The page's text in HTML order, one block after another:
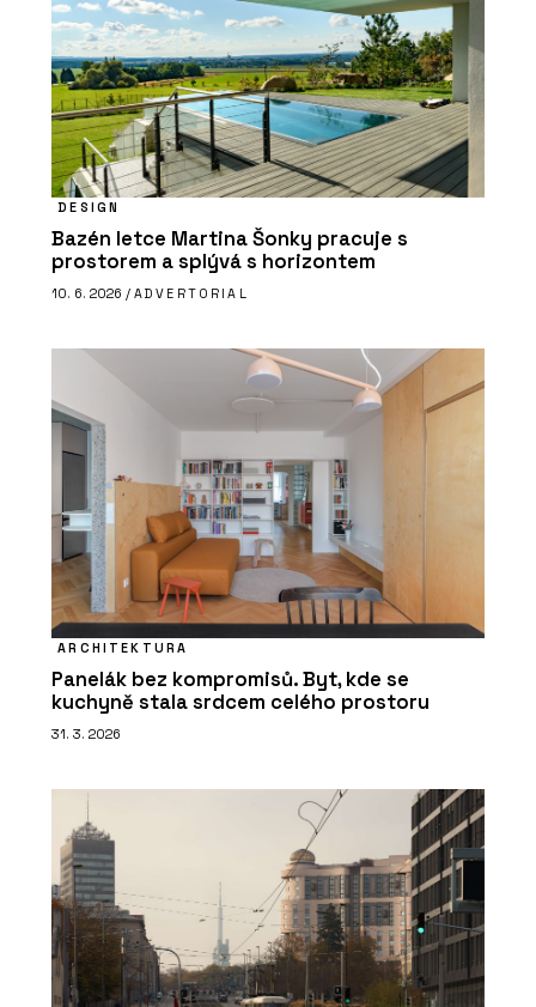
DESIGN
Bazén letce Martina Šonky pracuje s
prostorem a splývá s horizontem
10. 6. 2026 / ADVERTORIAL
ARCHITEKTURA
Panelák bez kompromisů. Byt, kde se
kuchyně stala srdcem celého prostoru
31. 3. 2026